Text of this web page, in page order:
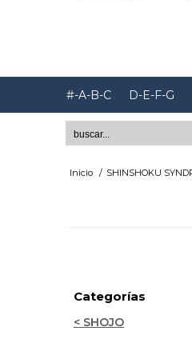
#-A-B-C D-E-F-G
Inicio / SHINSHOKU
Categorías
< SHOJO